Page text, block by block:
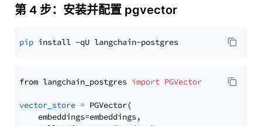
第 4 步：安装并配置 pgvector
pip
from langchain_postgres import PGVector
vector_store = PGVector(
    embeddings=embeddings,